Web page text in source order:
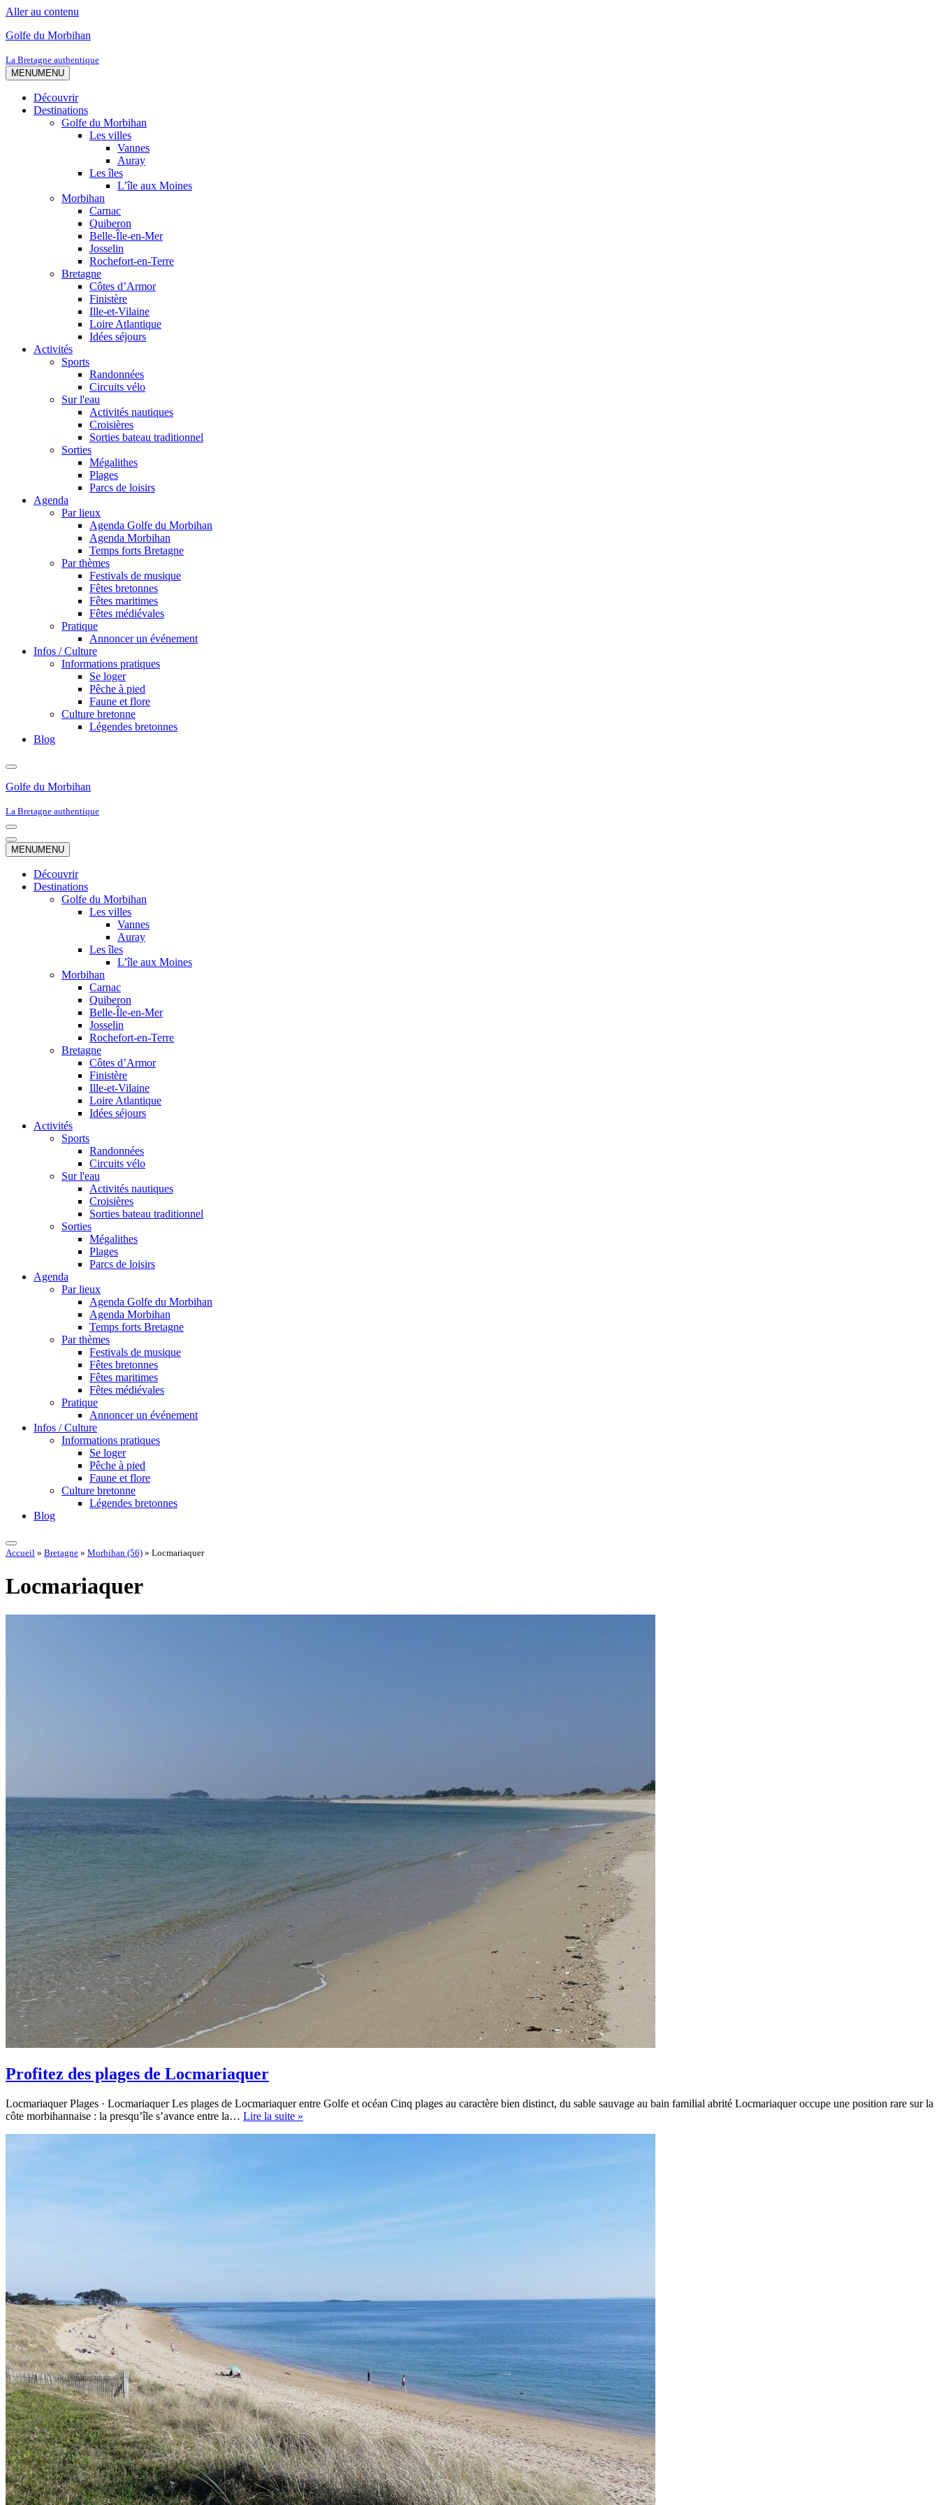
Aller au contenu
Golfe du Morbihan
La Bretagne authentique
MENUMENU
Découvrir
Destinations
Golfe du Morbihan
Les villes
Vannes
Auray
Les îles
L’île aux Moines
Morbihan
Carnac
Quiberon
Belle-Île-en-Mer
Josselin
Rochefort-en-Terre
Bretagne
Côtes d’Armor
Finistère
Ille-et-Vilaine
Loire Atlantique
Idées séjours
Activités
Sports
Randonnées
Circuits vélo
Sur l'eau
Activités nautiques
Croisières
Sorties bateau traditionnel
Sorties
Mégalithes
Plages
Parcs de loisirs
Agenda
Par lieux
Agenda Golfe du Morbihan
Agenda Morbihan
Temps forts Bretagne
Par thèmes
Festivals de musique
Fêtes bretonnes
Fêtes maritimes
Fêtes médiévales
Pratique
Annoncer un événement
Infos / Culture
Informations pratiques
Se loger
Pêche à pied
Faune et flore
Culture bretonne
Légendes bretonnes
Blog
Golfe du Morbihan
La Bretagne authentique
Menu
de
navigation
Menu
de
MENUMENU
Découvrir
Destinations
Golfe du Morbihan
Les villes
Vannes
Auray
Les îles
L’île aux Moines
Morbihan
Carnac
Quiberon
Belle-Île-en-Mer
Josselin
Rochefort-en-Terre
Bretagne
Côtes d’Armor
Finistère
Ille-et-Vilaine
Loire Atlantique
Idées séjours
Activités
Sports
Randonnées
Circuits vélo
Sur l'eau
Activités nautiques
Croisières
Sorties bateau traditionnel
Sorties
Mégalithes
Plages
Parcs de loisirs
Agenda
Par lieux
Agenda Golfe du Morbihan
Agenda Morbihan
Temps forts Bretagne
Par thèmes
Festivals de musique
Fêtes bretonnes
Fêtes maritimes
Fêtes médiévales
Pratique
Annoncer un événement
Infos / Culture
Informations pratiques
Se loger
Pêche à pied
Faune et flore
Culture bretonne
Légendes bretonnes
Blog
Accueil » Bretagne » Morbihan (56) » Locmariaquer
Locmariaquer
Profitez des plages de Locmariaquer
Locmariaquer Plages · Locmariaquer Les plages de Locmariaquer entre Golfe et océan Cinq plages au caractère bien distinct, du sable sauvage au bain familial abrité Locmariaquer occupe une position rare sur la
côte morbihannaise : la presqu’île s’avance entre la… Lire la suite »